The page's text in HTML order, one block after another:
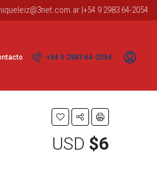
|+54 9 2983 64-2054
+54 9 2983 64-2054
USD $6